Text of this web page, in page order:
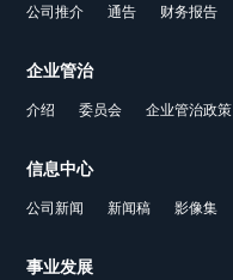
公司推介 通告 财务报告
企业管治
介绍 委员会 企业管治政策
信息中心
公司新闻 新闻稿 影像集
事业发展